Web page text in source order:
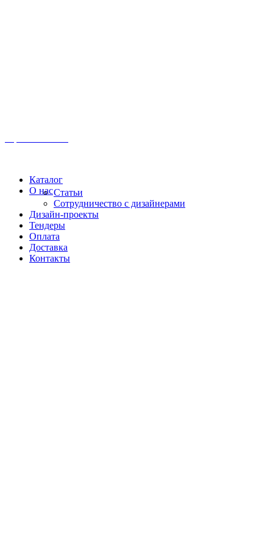
Каталог
О насСтатьи
Сотрудничество с дизайнерами
Дизайн-проекты
Тендеры
Оплата
Доставка
Контакты